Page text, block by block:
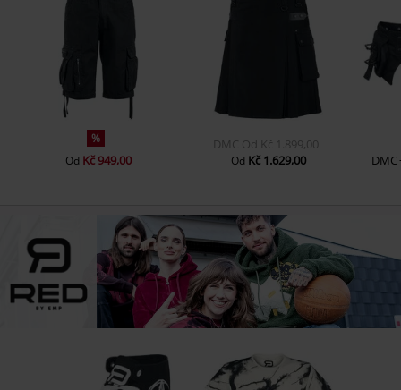
%
Od Kč 949,00
DMC Od Kč 1.899,00
Od Kč 1.629,00 DMC